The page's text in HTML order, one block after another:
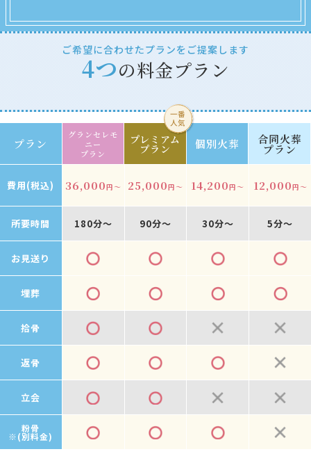
ご希望に合わせたプランをご提案します
4つの料金プラン
プラン
グランセレモ
ニー
プラン
プレミアム
プラン 個別火葬 合同火葬
プラン
費用(税込) 36,000円～ 25,000円～ 14,200円～ 12,000円～
所要時間 180分～ 90分～ 30分～ 5分～
お見送り
埋葬
拾骨
返骨
立会
粉骨
※(別料金)